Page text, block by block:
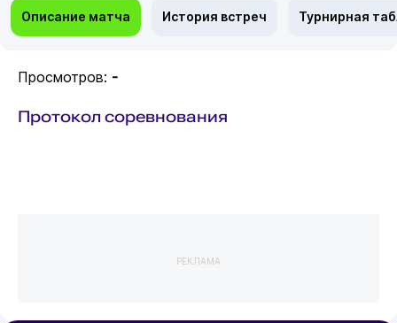
Описание матча История встреч Турнирная
Просмотров: -
Протокол соревнования
РЕКЛАМА